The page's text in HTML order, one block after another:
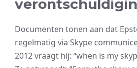
Documenten tonen aan dat
regelmatig via Skype
2012 vraagt hij: “when is my